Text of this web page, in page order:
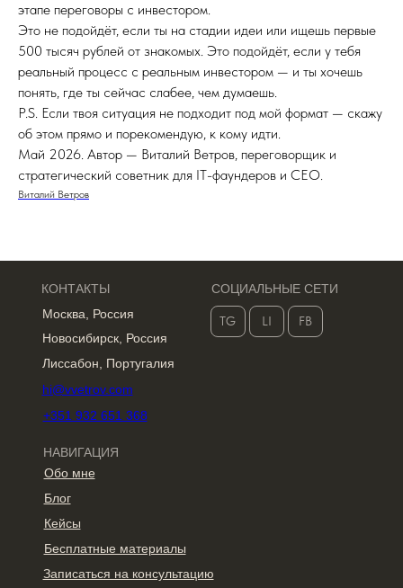
этапе переговоры с инвестором.
Это не подойдёт, если ты на стадии идеи или ищешь первые
500 тысяч рублей от знакомых. Это подойдёт, если у тебя
реальный процесс с реальным инвестором — и ты хочешь
понять, где ты сейчас слабее, чем думаешь.
P.S. Если твоя ситуация не подходит под мой формат — скажу
об этом прямо и порекомендую, к кому идти.
Май 2026. Автор — Виталий Ветров, переговорщик и
стратегический советник для IT-фаундеров и CEO.
Виталий Ветров
КОНТАКТЫ
Москва, Россия
Новосибирск, Россия
+351 932 651 368
hi@vvetrov.com
Лиссабон, Португалия
НАВИГАЦИЯ
СОЦИАЛЬНЫЕ СЕТИ
Обо мне
Бесплатные материалы
Кейсы
Блог
Записаться на консультацию
FB
LI
TG